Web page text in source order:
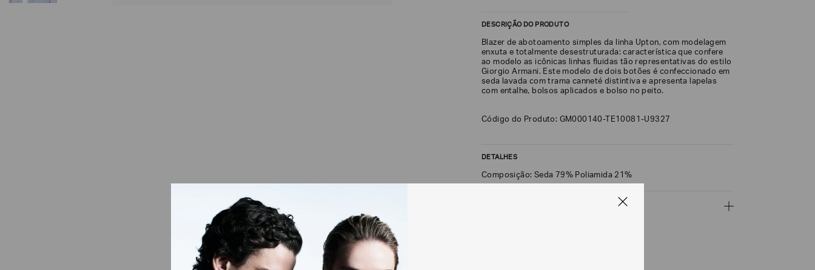
DESCRIÇÃO DO PRODUTO
Blazer de abotoamento simples da linha Upton, com modelagem
enxuta e totalmente desestruturada: característica que confere
ao modelo as icônicas linhas fluidas tão representativas do estilo
Giorgio Armani. Este modelo de dois botões é confeccionado em
seda lavada com trama canneté distintiva e apresenta lapelas
com entalhe, bolsos aplicados e bolso no peito.
Código do Produto: GM000140-TE10081-U9327
DETALHES
Composição: Seda 79% Poliamida 21%